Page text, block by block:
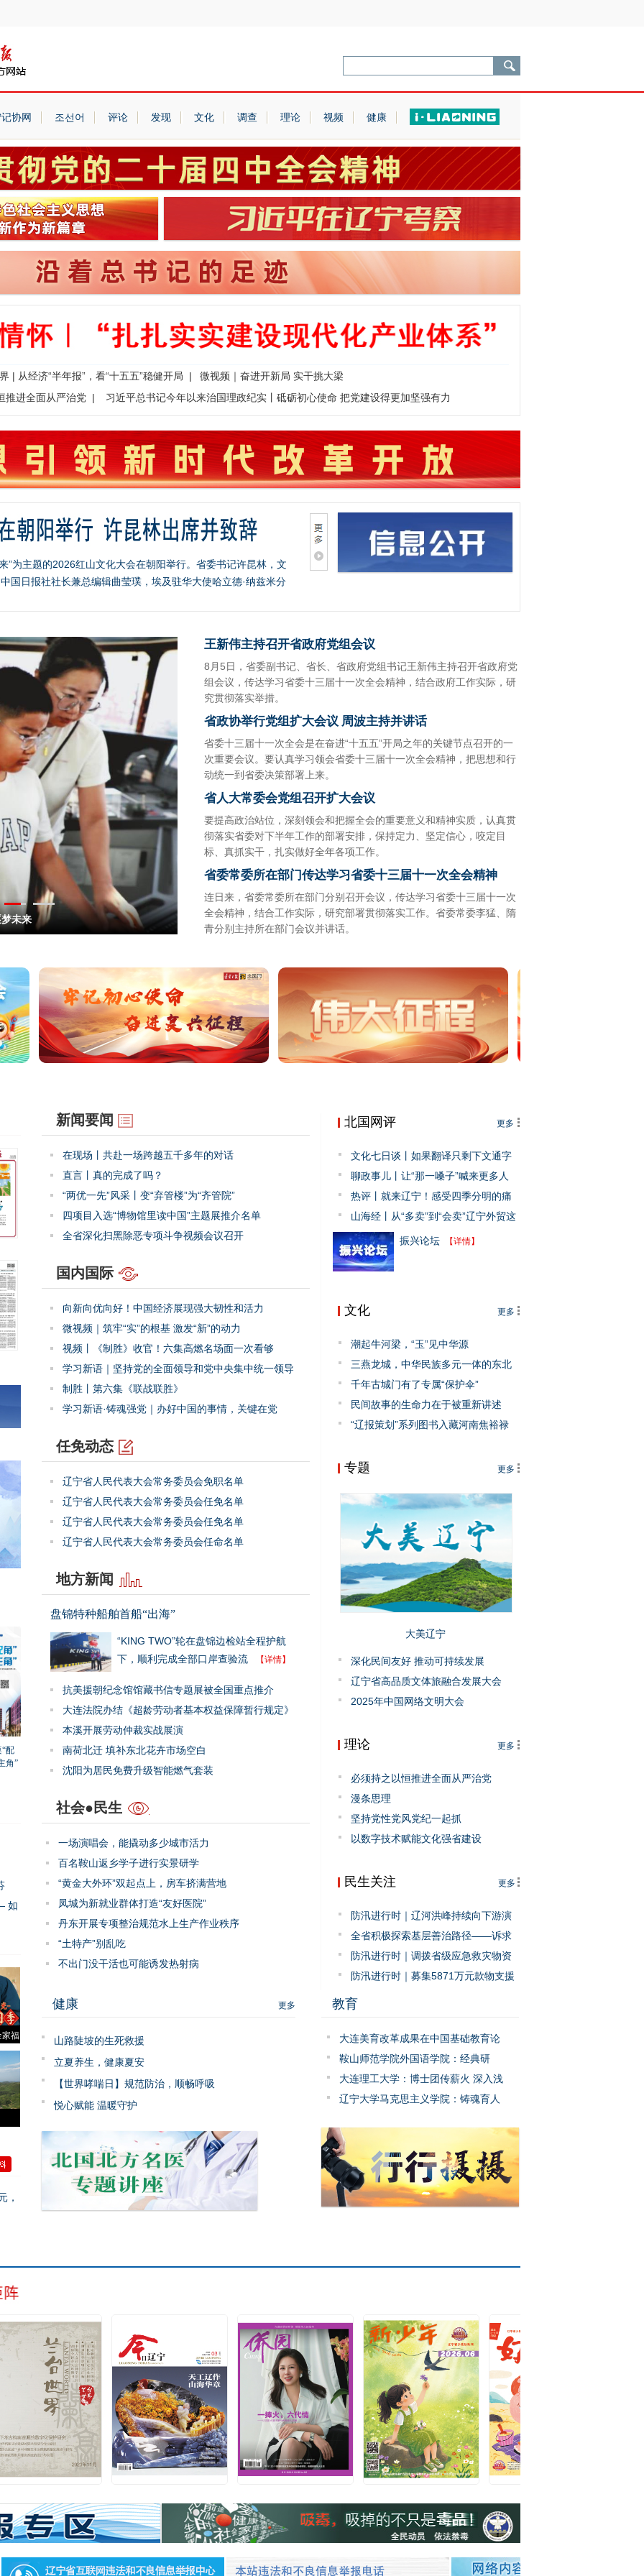
协网 조선어 评论 发现 文化 调查 理论 视频 健康
| 从经济“半年报”，看“十五五”稳健开局 |
微视频｜奋进开新局 实干挑大梁
推进全面从严治党 |
习近平总书记今年以来治国理政纪实丨砥砺初心使命 把党建设得更加坚强有力
”为主题的2026红山文化大会在朝阳举行。省委书记许昆林，文
国日报社社长兼总编辑曲莹璞，埃及驻华大使哈立德·纳兹米分
未来 开局起步“十五五”
王新伟主持召开省政府党组会议
8月5日，省委副书记、省长、省政府党组书记王新伟主持召开省政府党
组会议，传达学习省委十三届十一次全会精神，结合政府工作实际，研
究贯彻落实举措。
省政协举行党组扩大会议 周波主持并讲话
省委十三届十一次全会是在奋进“十五五”开局之年的关键节点召开的一
次重要会议。要认真学习领会省委十三届十一次全会精神，把思想和行
动统一到省委决策部署上来。
省人大常委会党组召开扩大会议
要提高政治站位，深刻领会和把握全会的重要意义和精神实质，认真贯
彻落实省委对下半年工作的部署安排，保持定力、坚定信心，咬定目
标、真抓实干，扎实做好全年各项工作。
省委常委所在部门传达学习省委十三届十一次全会精神
连日来，省委常委所在部门分别召开会议，传达学习省委十三届十一次
全会精神，结合工作实际，研究部署贯彻落实工作。省委常委李猛、隋
青分别主持所在部门会议并讲话。
配
角”
如
家福
，
新闻要闻
在现场丨共赴一场跨越五千多年的对话
直言丨真的完成了吗？
“两优一先”风采丨变“弃管楼”为“齐管院”
四项目入选“博物馆里读中国”主题展推介名单
全省深化扫黑除恶专项斗争视频会议召开
国内国际
向新向优向好！中国经济展现强大韧性和活力
微视频｜筑牢“实”的根基 激发“新”的动力
视频丨《制胜》收官！六集高燃名场面一次看够
学习新语｜坚持党的全面领导和党中央集中统一领导
制胜丨第六集《联战联胜》
学习新语·铸魂强党｜办好中国的事情，关键在党
任免动态
辽宁省人民代表大会常务委员会免职名单
辽宁省人民代表大会常务委员会任免名单
辽宁省人民代表大会常务委员会任免名单
辽宁省人民代表大会常务委员会任命名单
地方新闻
盘锦特种船舶首船“出海”
“KING TWO”轮在盘锦边检站全程护航
下，顺利完成全部口岸查验流
【详情】
抗美援朝纪念馆馆藏书信专题展被全国重点推介
大连法院办结《超龄劳动者基本权益保障暂行规定》
本溪开展劳动仲裁实战展演
南荷北迁 填补东北花卉市场空白
沈阳为居民免费升级智能燃气套装
社会●民生
一场演唱会，能撬动多少城市活力
百名鞍山返乡学子进行实景研学
“黄金大外环”双起点上，房车挤满营地
凤城为新就业群体打造“友好医院”
丹东开展专项整治规范水上生产作业秩序
“土特产”别乱吃
不出门没干活也可能诱发热射病
北国网评 更多
文化七日谈丨如果翻译只剩下文通字
顺
聊政事儿丨让“那一嗓子”喊来更多人
热评丨就来辽宁！感受四季分明的痛
快
山海经丨从“多卖”到“会卖”辽宁外贸这
样破题
振兴论坛 【详情】
文化 更多
潮起牛河梁，“玉”见中华源
三燕龙城，中华民族多元一体的东北
坐标
千年古城门有了专属“保护伞”
民间故事的生命力在于被重新讲述
“辽报策划”系列图书入藏河南焦裕禄
专题 更多
大美辽宁
深化民间友好 推动可持续发展
辽宁省高品质文体旅融合发展大会
2025年中国网络文明大会
理论 更多
必须持之以恒推进全面从严治党
漫条思理
坚持党性党风党纪一起抓
以数字技术赋能文化强省建设
民生关注 更多
防汛进行时｜辽河洪峰持续向下游演
进
全省积极探索基层善治路径——诉求
有处说 问题有人管
防汛进行时｜调拨省级应急救灾物资
近4万件
防汛进行时｜募集5871万元款物支援
健康 更多
山路陡坡的生死救援
立夏养生，健康夏安
【世界哮喘日】规范防治，顺畅呼吸
悦心赋能 温暖守护
教育
大连美育改革成果在中国基础教育论
坛展示推广
鞍山师范学院外国语学院：经典研
读、思辨养成与价值引领 构建英语师
范人才自主培养之路
大连理工大学：博士团传薪火 深入浅
出讲思政
辽宁大学马克思主义学院：铸魂育人